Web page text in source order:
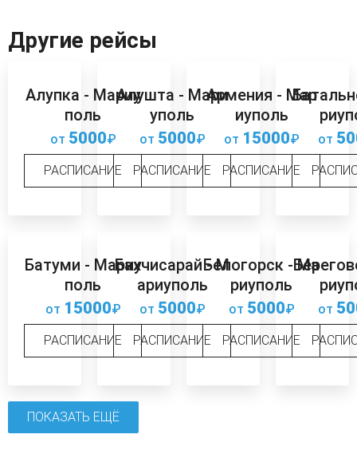
Другие рейсы
Алупка - Мариу
поль
от 5000₽
РАСПИСАНИЕ
Алушта - Мари
уполь
от 5000₽
РАСПИСАНИЕ
Армения - Мар
иуполь
от 15000₽
РАСПИСАНИЕ
от
Батуми - Мариу
поль
от 15000₽
РАСПИСАНИЕ
Бахчисарай - М
ариуполь
от 5000₽
РАСПИСАНИЕ
Белогорск - Ма
риуполь
от 5000₽
РАСПИСАНИЕ
от
ПОКАЗАТЬ ЕЩЁ